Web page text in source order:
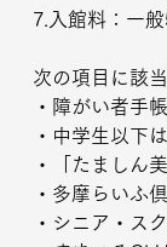
7.入館料：一
次の項目に該
・障がい者手
・中学生以下
・「たましん
・多摩らいふ
・シニア・ス